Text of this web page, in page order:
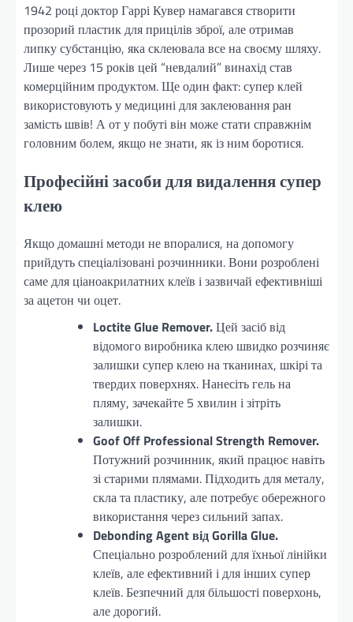
1942 році доктор Гаррі Кувер намагався створити
прозорий пластик для прицілів зброї, але отримав
липку субстанцію, яка склеювала все на своєму шляху.
Лише через 15 років цей “невдалий” винахід став
комерційним продуктом. Ще один факт: супер клей
використовують у медицині для заклеювання ран
замість швів! А от у побуті він може стати справжнім
головним болем, якщо не знати, як із ним боротися.
Професійні засоби для видалення супер
клею
Якщо домашні методи не впоралися, на допомогу
прийдуть спеціалізовані розчинники. Вони розроблені
саме для ціаноакрилатних клеїв і зазвичай ефективніші
за ацетон чи оцет.
Loctite Glue Remover.Цей засіб від
відомого виробника клею швидко розчиняє
залишки супер клею на тканинах, шкірі та
твердих поверхнях. Нанесіть гель на
пляму, зачекайте 5 хвилин і зітріть
залишки.
Goof Off Professional Strength Remover.
Потужний розчинник, який працює навіть
зі старими плямами. Підходить для металу,
скла та пластику, але потребує обережного
використання через сильний запах.
Debonding Agent від Gorilla Glue.
Спеціально розроблений для їхньої лінійки
клеїв, але ефективний і для інших супер
клеїв. Безпечний для більшості поверхонь,
але дорогий.